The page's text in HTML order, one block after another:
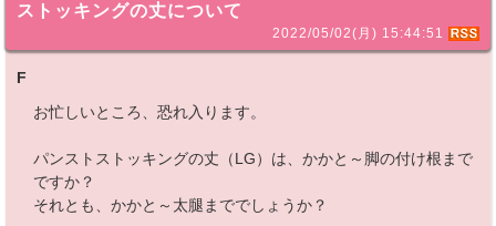
ストッキングの丈について
2022/05/02(月) 15:44:51
F
お忙しいところ、恐れ入ります。
パンストストッキングの丈（LG）は、かかと～脚の付け根まで
ですか？
それとも、かかと～太腿まででしょうか？